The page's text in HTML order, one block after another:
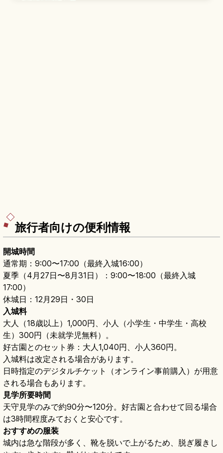
旅行者向けの便利情報
開城時間
通常期：9:00〜17:00（最終入城16:00）
夏季（4月27日〜8月31日）：9:00〜18:00（最終入城
17:00）
休城日：12月29日・30日
入城料
大人（18歳以上）1,000円、小人（小学生・中学生・高校
生）300円（未就学児無料）。
好古園とのセット券：大人1,040円、小人360円。
入城料は改定される場合があります。
日時指定のデジタルチケット（オンライン事前購入）が用意
される場合もあります。
見学所要時間
天守見学のみで約90分〜120分。好古園と合わせて回る場合
は3時間程度みておくと安心です。
おすすめの服装
城内は急な階段が多く、靴を脱いで上がるため、脱ぎ履きし